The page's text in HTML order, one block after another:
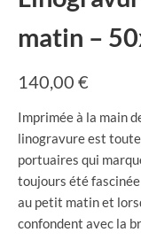
matin –
140,00 €
Imprimée à la main
linogravure est toute
portuaires qui
toujours été fascinée
au petit matin et
confondent avec la